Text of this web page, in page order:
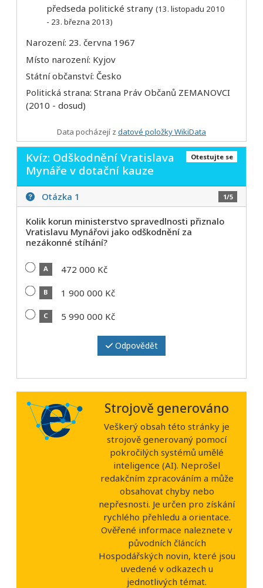
předseda politické strany (13. listopadu 2010
- 23. března 2013)
Narození: 23. června 1967
Místo narození: Kyjov
Státní občanství: Česko
Politická strana: Strana Práv Občanů ZEMANOVCI
(2010 - dosud)
Data pocházejí z datové položky WikiData
Otestujte se
Kvíz: Odškodnění Vratislava
Mynáře v dotační kauze
Otázka 1 1/5
Kolik korun ministerstvo spravedlnosti přiznalo
Vratislavu Mynářovi jako odškodnění za
nezákonné stíhání?
A 472 000 Kč
B 1 900 000 Kč
C 5 990 000 Kč
Odpovědět
Strojově generováno
Veškerý obsah této stránky je
strojově generovaný pomocí
pokročilých systémů umělé
inteligence (AI). Neprošel
redakčním zpracováním a může
obsahovat chyby nebo
nepřesnosti. Je určen pro získání
rychlého přehledu a orientace.
Ověřené informace naleznete v
původních článcích
Hospodářských novin, které jsou
uvedené v odkazech u
jednotlivých témat.